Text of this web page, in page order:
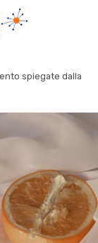
spiegate dalla